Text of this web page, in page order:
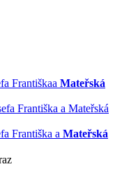
Františkaa Mateřská
Františka a Mateřská